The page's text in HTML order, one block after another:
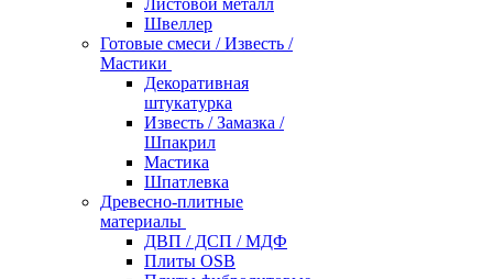
Листовой металл
Швеллер
Готовые смеси / Известь /
Мастики
Декоративная
штукатурка
Известь / Замазка /
Шпакрил
Мастика
Шпатлевка
Древесно-плитные
материалы
ДВП / ДСП / МДФ
Плиты OSB